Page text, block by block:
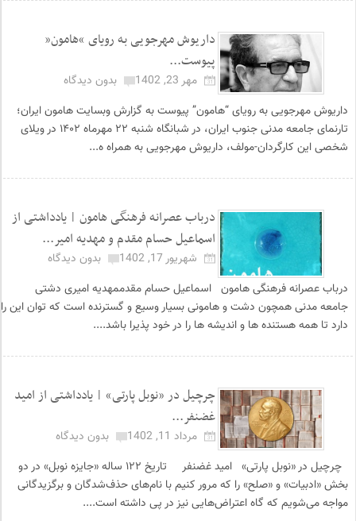
داریوش مهرجویی به رویای “هامون”
پیوست...
مهر 23, 1402
بدون دیدگاه
داریوش مهرجویی به رویای “هامون” پیوست به گزارش وبسایت هامون ایران؛
تارنمای جامعه مدنی جنوب ایران، در شبانگاه شنبه ۲۲ مهرماه ۱۴۰۲ در ویلای
شخصی این کارگردان-مولف، داریوش مهرجویی به همراه ه...
درباب عصرانه فرهنگی هامون | یادداشتی از
اسماعیل حسام مقدم و مهدیه امیر...
شهریور 17, 1402
بدون دیدگاه
درباب عصرانه فرهنگی هامون اسماعیل حسام مقدممهدیه امیری دشتی
جامعه مدنی همچون دشت و هامونی بسیار وسیع و گسترنده است که توان این را
دارد تا همه هستنده ها و اندیشه ها را در خود پذیرا باشد....
چرچیل در «نوبل پارتی» | یادداشتی از امید
غضنفر...
مرداد 11, 1402
بدون دیدگاه
چرچیل در «نوبل پارتی» امید غضنفر تاریخ ۱۲۲ ساله «جایزه نوبل» در دو
بخش «ادبیات» و «صلح» را که مرور کنیم با نام‌های حذف‌شدگان و برگزیدگانی
مواجه می‌شویم که گاه اعتراض‌هایی نیز در پی داشته است....